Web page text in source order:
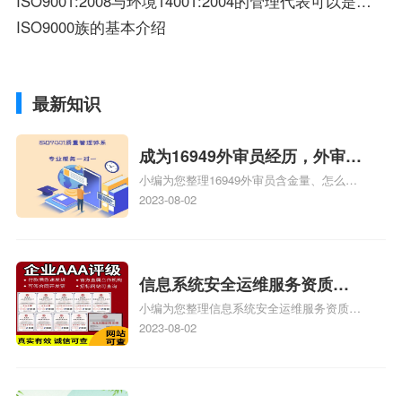
ISO9000族的基本介绍
最新知识
成为16949外审员经历，外审员
16949
小编为您整理16949外审员含金量、怎么才
能成为注册的TS16949:2009的外审员、我
2023-08-02
信息系统安全运维服务资质二
级费用，信息系统安全运维服
务资质二级
小编为您整理信息系统安全运维服务资质认
证证书机构有哪些、安全运维服务资质的费
2023-08-02